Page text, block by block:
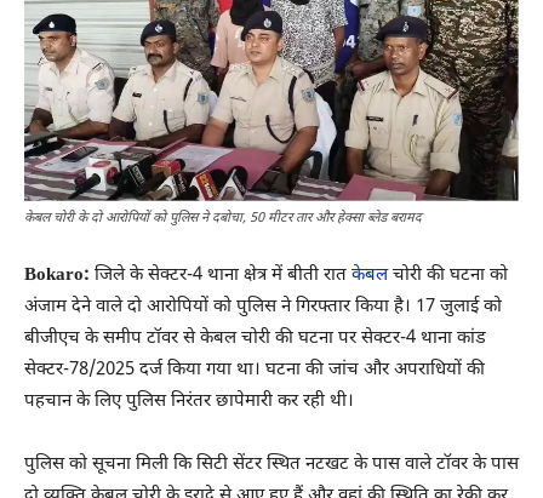
केबल चोरी के दो आरोपियों को पुलिस ने दबोचा, 50 मीटर तार और हेक्सा ब्लेड बरामद
Bokaro: जिले के सेक्टर-4 थाना क्षेत्र में बीती रात केबलचोरी की घटना को
अंजाम देने वाले दो आरोपियों को पुलिस ने गिरफ्तार किया है। 17 जुलाई को
बीजीएच के समीप टॉवर से केबल चोरी की घटना पर सेक्टर-4 थाना कांड
सेक्टर-78/2025 दर्ज किया गया था। घटना की जांच और अपराधियों की
पहचान के लिए पुलिस निरंतर छापेमारी कर रही थी।
पुलिस को सूचना मिली कि सिटी सेंटर स्थित नटखट के पास वाले टॉवर के पास